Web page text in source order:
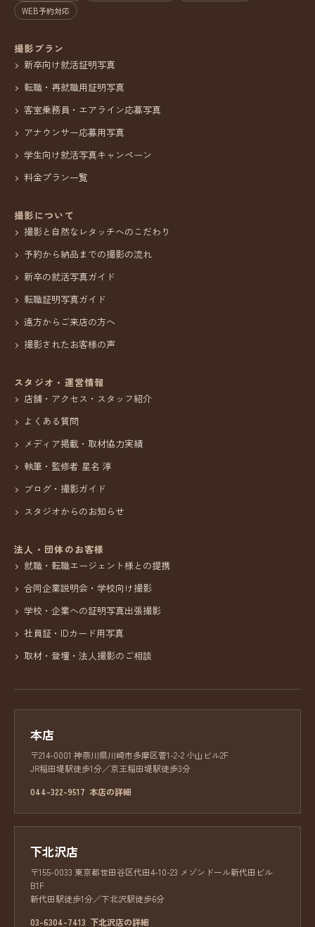
WEB予約対応
撮影プラン
新卒向け就活証明写真
転職・再就職用証明写真
客室乗務員・エアライン応募写真
アナウンサー応募用写真
学生向け就活写真キャンペーン
料金プラン一覧
撮影について
撮影と自然なレタッチへのこだわり
予約から納品までの撮影の流れ
新卒の就活写真ガイド
転職証明写真ガイド
遠方からご来店の方へ
撮影されたお客様の声
スタジオ・運営情報
店舗・アクセス・スタッフ紹介
よくある質問
メディア掲載・取材協力実績
執筆・監修者 星名 淳
ブログ・撮影ガイド
スタジオからのお知らせ
法人・団体のお客様
就職・転職エージェント様との提携
合同企業説明会・学校向け撮影
学校・企業への証明写真出張撮影
社員証・IDカード用写真
取材・登壇・法人撮影のご相談
本店
〒214-0001 神奈川県川崎市多摩区菅1-2-2 小山ビル2F
JR稲田堤駅徒歩1分／京王稲田堤駅徒歩3分
044-322-9517 本店の詳細
下北沢店
〒155-0033 東京都世田谷区代田4-10-23 メゾンドール新代田ビル
B1F
新代田駅徒歩1分／下北沢駅徒歩6分
03-6304-7413 下北沢店の詳細